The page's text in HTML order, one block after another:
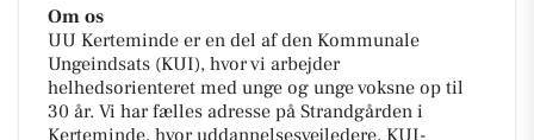
Om os
UU Kerteminde er en del af den Kommunale
Ungeindsats (KUI), hvor vi arbejder
helhedsorienteret med unge og unge voksne op til
30 år. Vi har fælles adresse på Strandgården i
Kerteminde, hvor uddannelsesvejledere, KUI-